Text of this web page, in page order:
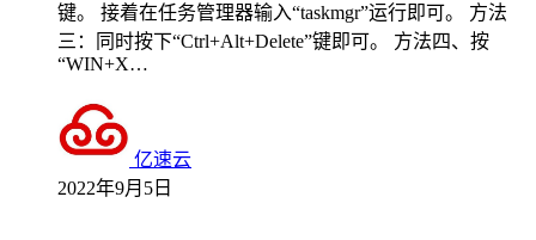
键。 接着在任务管理器输入“taskmgr”运行即可。 方法
三：同时按下“Ctrl+Alt+Delete”键即可。 方法四、按
“WIN+X…
亿速云
2022年9月5日